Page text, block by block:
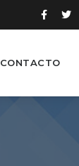
CONTACTO